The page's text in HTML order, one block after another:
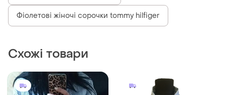
Схожі товари